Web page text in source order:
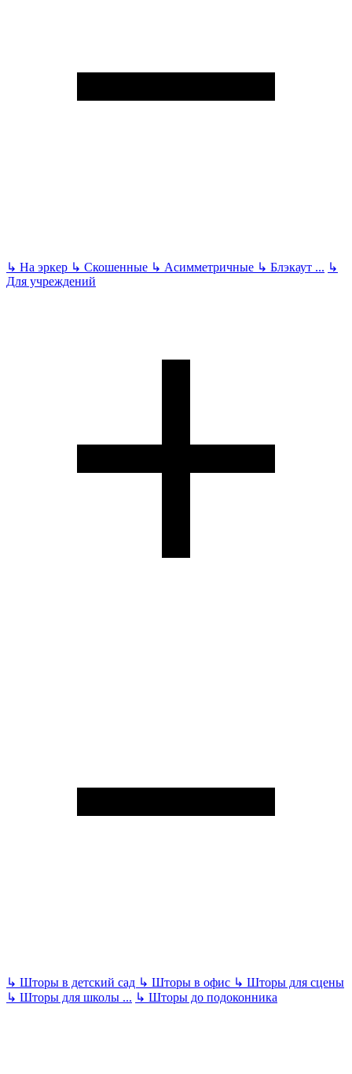
↳ На эркер ↳ Скошенные ↳ Асимметричные ↳ Блэкаут ... ↳
Для учреждений
↳ Шторы в детский сад ↳ Шторы в офис ↳ Шторы для сцены
↳ Шторы для школы ... ↳ Шторы до подоконника